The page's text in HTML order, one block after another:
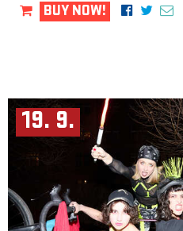
BUY NOW!
19. 9.